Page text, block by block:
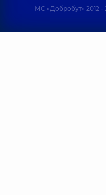
МС «Добробут» 2012